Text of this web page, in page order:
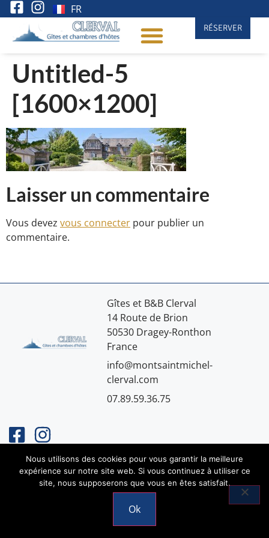
FR
RÉSERVER
Untitled-5
[1600×1200]
Laisser un commentaire
Vous devez vous connecter pour publier un
commentaire.
Gîtes et B&B Clerval
14 Route de Brion
50530 Dragey-Ronthon
France
info@montsaintmichel-
clerval.com
07.89.59.36.75
© 2026 Copyright
Nous utilisons des cookies pour vous garantir la meilleure
expérience sur notre site web. Si vous continuez à utiliser ce
site, nous supposerons que vous en êtes satisfait.
Ok